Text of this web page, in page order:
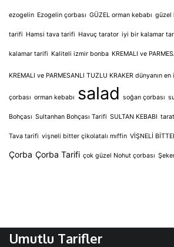
ezogelin Ezogelin çorbası GÜZEL orman kebabı güzel
tarifi Hamsi tava tarifi Havuç tarator iyi bir kalamar
kalamar tarifi Kaliteli izmir bonba KREMALI ve
KREMALI ve PARMESANLI TUZLU KRAKER dünyanın en
çorbası orman kebabı salad soğan çorbası
Bohçası Sultanhan Bohçası Tarifi SULTAN KEBABI
Tava tarifi vişneli bitter çikolatalı mıffin VİŞNELİ
Çorba Çorba Tarifi çok güzel Nohut çorbası
Umutlu Tarifler